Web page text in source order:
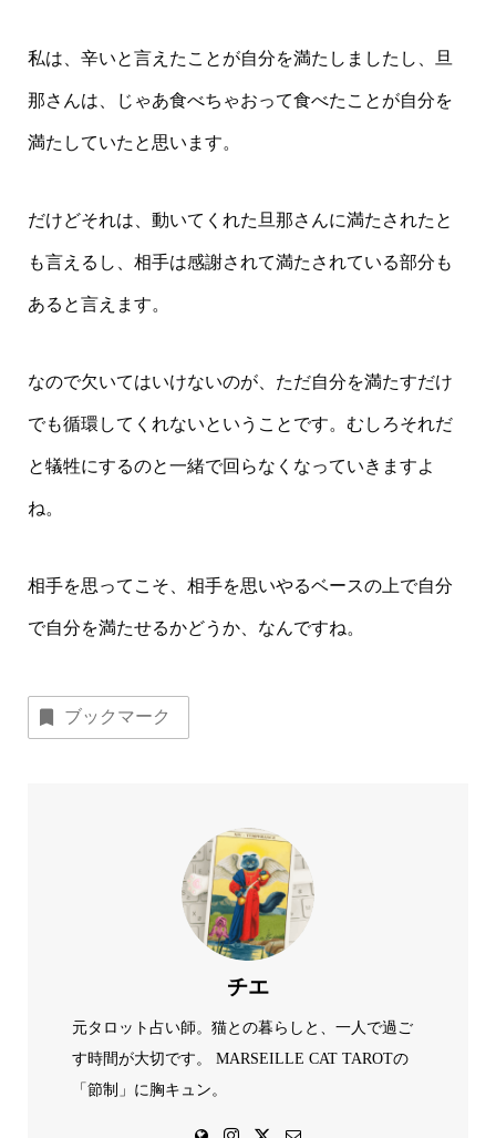
私は、辛いと言えたことが自分を満たしましたし、旦
那さんは、じゃあ食べちゃおって食べたことが自分を
満たしていたと思います。
だけどそれは、動いてくれた旦那さんに満たされたと
も言えるし、相手は感謝されて満たされている部分も
あると言えます。
なので欠いてはいけないのが、ただ自分を満たすだけ
でも循環してくれないということです。むしろそれだ
と犠牲にするのと一緒で回らなくなっていきますよ
ね。
相手を思ってこそ、相手を思いやるベースの上で自分
で自分を満たせるかどうか、なんですね。
ブックマーク
チエ
元タロット占い師。猫との暮らしと、一人で過ご
す時間が大切です。 MARSEILLE CAT TAROTの
「節制」に胸キュン。